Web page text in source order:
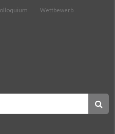
Wettbewerb